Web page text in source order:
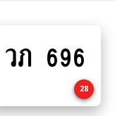
to
วภ 696
28